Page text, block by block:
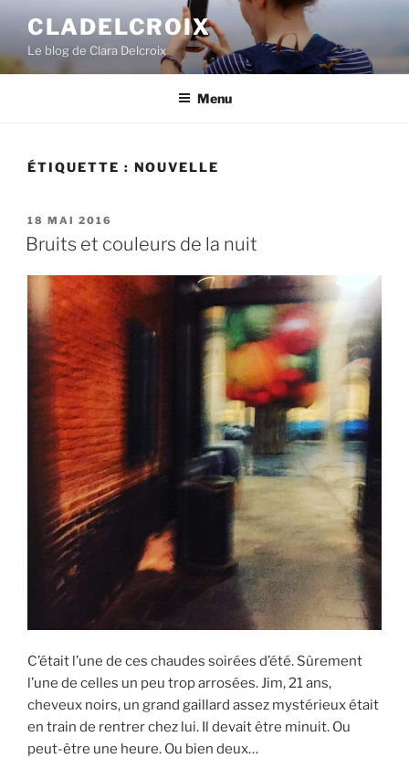
l
e
CLADELCROIX
Le blog de Clara Delcroix
Menu
ÉTIQUETTE : NOUVELLE
P
U
B
I
É
L
E
18 MAI 2016
Bruits et couleurs de la nuit
C’était l’une de ces chaudes soirées d’été. Sûrement
l’une de celles un peu trop arrosées. Jim, 21 ans,
cheveux noirs, un grand gaillard assez mystérieux était
en train de rentrer chez lui. Il devait être minuit. Ou
peut-être une heure. Ou bien deux…